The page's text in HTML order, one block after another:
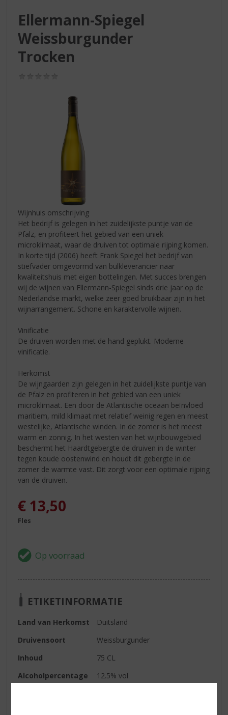
Ellermann-Spiegel
Weissburgunder
Trocken
Wijnhuis omschrijving
Het bedrijf is gelegen in het zuidelijkste puntje van de
Pfalz, en profiteert het gebied van een uniek
microklimaat, waar de druiven tot optimale rijping komen.
In korte tijd (2006) heeft Frank Spiegel het bedrijf van
stiefvader omgevormd van bulkleverancier naar
kwaliteitshuis met eigen bottelingen. Met succes brengen
wij de wijnen van Ellermann-Spiegel sinds drie jaar op de
Nederlandse markt, welke zeer goed bruikbaar zijn in het
wijnarrangement. Schone en karaktervolle wijnen.
Vinificatie
De druiven worden met de hand geplukt. Moderne
vinificatie.
Herkomst
De wijngaarden zijn gelegen in het zuidelijkste puntje van
de Pfalz en profiteren in het gebied van een uniek
microklimaat. Een door de Atlantische oceaan beïnvloed
maritiem, mild klimaat met relatief weinig regen en meest
westelijke, Atlantische winden. In de zomer is het meest
warm en zonnig. In het westen van het wijnbouwgebied
beschermt het Haardtgebergte de druiven in de winter
tegen koude oostenwind en houdt dit gebergte in de
zomer de warmte vast. Dit zorgt voor een optimale rijping
van de druiven.
€ 13,50
Fles
ETIKETINFORMATIE
Land van Herkomst
Duitsland
Druivensoort
Weissburgunder
Inhoud
75 CL
Alcoholpercentage
12.5% vol